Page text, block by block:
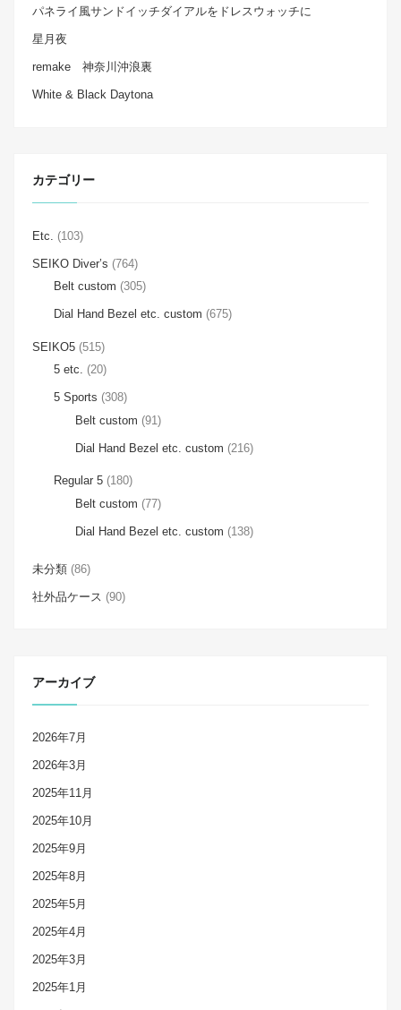
パネライ風サンドイッチダイアルをドレスウォッチに
星月夜
remake 神奈川沖浪裏
White & Black Daytona
カテゴリー
Etc. (103)
SEIKO Diver’s (764)
Belt custom (305)
Dial Hand Bezel etc. custom (675)
SEIKO5 (515)
5 etc. (20)
5 Sports (308)
Belt custom (91)
Dial Hand Bezel etc. custom (216)
Regular 5 (180)
Belt custom (77)
Dial Hand Bezel etc. custom (138)
未分類 (86)
社外品ケース (90)
アーカイブ
2026年7月
2026年3月
2025年11月
2025年10月
2025年9月
2025年8月
2025年5月
2025年4月
2025年3月
2025年1月